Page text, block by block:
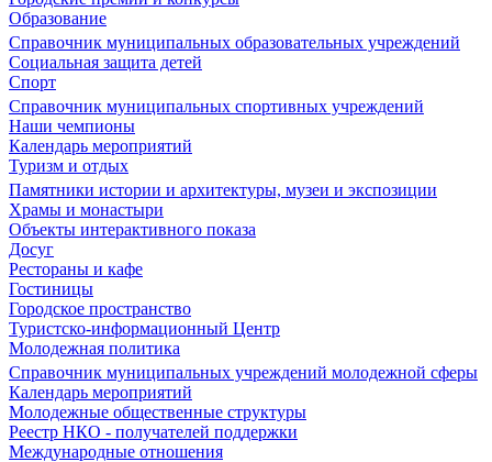
Образование
Справочник муниципальных образовательных учреждений
Социальная защита детей
Спорт
Справочник муниципальных спортивных учреждений
Наши чемпионы
Календарь мероприятий
Туризм и отдых
Памятники истории и архитектуры, музеи и экспозиции
Храмы и монастыри
Объекты интерактивного показа
Досуг
Рестораны и кафе
Гостиницы
Городское пространство
Туристско-информационный Центр
Молодежная политика
Справочник муниципальных учреждений молодежной сферы
Календарь мероприятий
Молодежные общественные структуры
Реестр НКО - получателей поддержки
Международные отношения